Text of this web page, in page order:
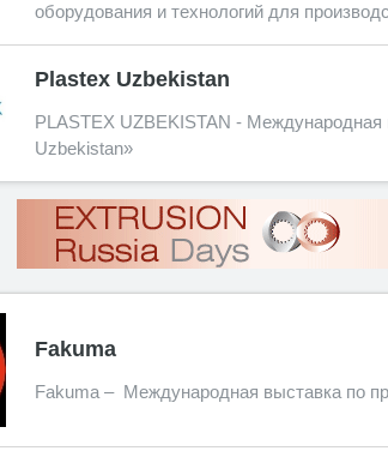
оборудования и технологий для
Plastex Uzbekistan
PLASTEX UZBEKISTAN -
Uzbekistan»
Fakuma
Fakuma – Международная выставка по